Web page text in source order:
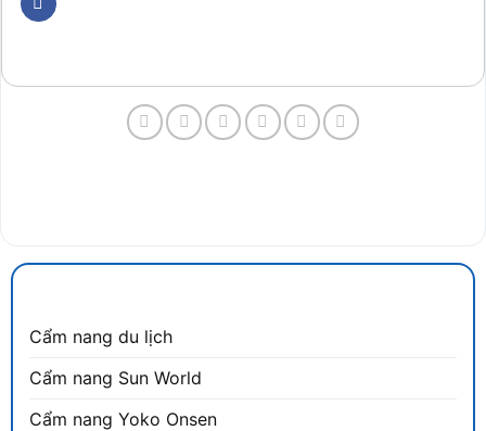
Cẩm nang du lịch
Cẩm nang Sun World
Cẩm nang Yoko Onsen